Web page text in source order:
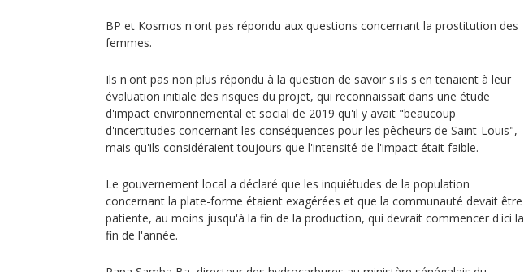
BP et Kosmos n'ont pas répondu aux questions concernant la prostitution des
femmes.
Ils n'ont pas non plus répondu à la question de savoir s'ils s'en tenaient à leur
évaluation initiale des risques du projet, qui reconnaissait dans une étude
d'impact environnemental et social de 2019 qu'il y avait "beaucoup
d'incertitudes concernant les conséquences pour les pêcheurs de Saint-Louis",
mais qu'ils considéraient toujours que l'intensité de l'impact était faible.
Le gouvernement local a déclaré que les inquiétudes de la population
concernant la plate-forme étaient exagérées et que la communauté devait être
patiente, au moins jusqu'à la fin de la production, qui devrait commencer d'ici la
fin de l'année.